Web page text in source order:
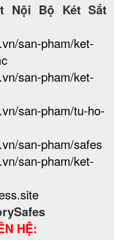
Nội Bộ Két Sắt
san-pham/ket-
san-pham/ket-
san-pham/tu-ho-
san-pham/safes
san-pham/ket-
HỆ: